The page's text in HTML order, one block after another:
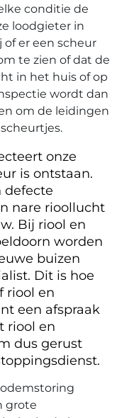
conditie de
loodgieter in
er een scheur
te zien of dat de
in het huis of op
wordt dan
om de leidingen
onze
is ontstaan.
defecte
nare rioollucht
Bij riool en
worden
buizen
Dit is hoe
riool en
een afspraak
riool en
dus gerust
grote